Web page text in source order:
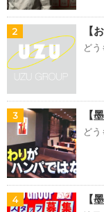
2 【
ど
3 【
ど
4 【